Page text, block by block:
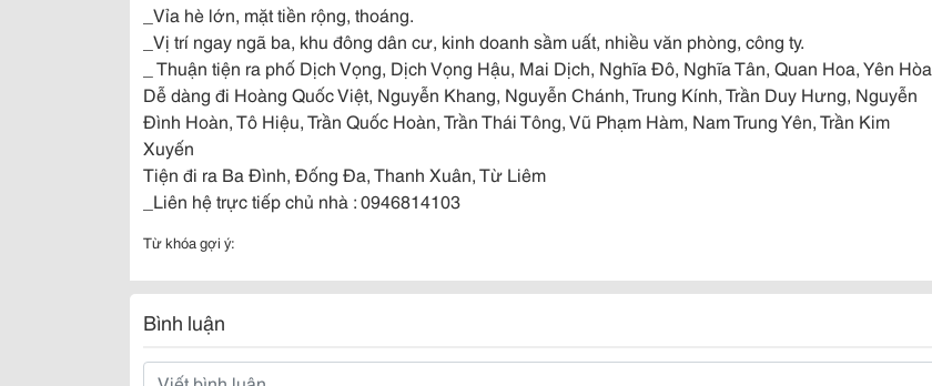
_Vỉa hè lớn, mặt tiền rộng, thoáng.
_Vị trí ngay ngã ba, khu đông dân cư, kinh doanh sầm uất, nhiều văn phòng, công ty.
_ Thuận tiện ra phố Dịch Vọng, Dịch Vọng Hậu, Mai Dịch, Nghĩa Đô, Nghĩa Tân, Quan Hoa, Yên Hòa
Dễ dàng đi Hoàng Quốc Việt, Nguyễn Khang, Nguyễn Chánh, Trung Kính, Trần Duy Hưng, Nguyễn
Đình Hoàn, Tô Hiệu, Trần Quốc Hoàn, Trần Thái Tông, Vũ Phạm Hàm, Nam Trung Yên, Trần Kim
Xuyến
Tiện đi ra Ba Đình, Đống Đa, Thanh Xuân, Từ Liêm
_Liên hệ trực tiếp chủ nhà : 0946814103
Từ khóa gợi ý:
Bình luận